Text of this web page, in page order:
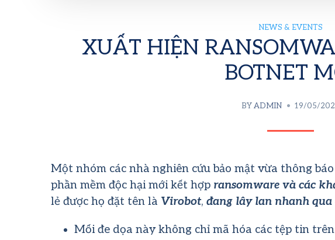
NEWS & EVENTS
XUẤT HIỆN
BOTNET
BY ADMIN 19/05/
Một nhóm các nhà nghiên cứu bảo mật vừa thông
phần mềm độc hại mới kết hợp ransomware và các
lẻ được họ đặt tên là Virobot, đang lây lan nhanh
Mối đe dọa này không chỉ mã hóa các tệp tin